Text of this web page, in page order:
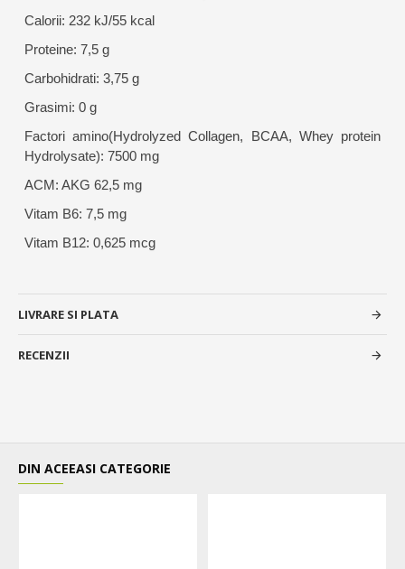
Calorii: 232 kJ/55 kcal
Proteine: 7,5 g
Carbohidrati: 3,75 g
Grasimi: 0 g
Factori amino(Hydrolyzed Collagen, BCAA, Whey protein
Hydrolysate): 7500 mg
ACM: AKG 62,5 mg
Vitam B6: 7,5 mg
Vitam B12: 0,625 mcg
LIVRARE SI PLATA
RECENZII
DIN ACEEASI CATEGORIE